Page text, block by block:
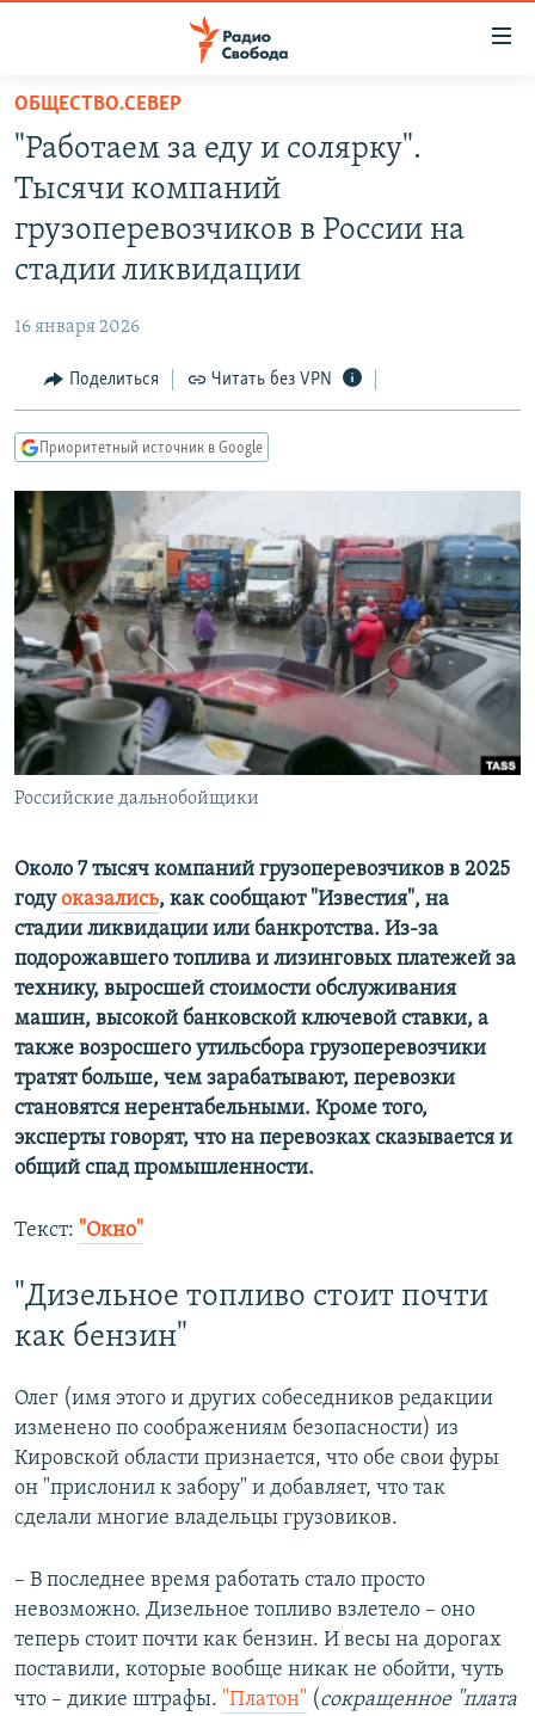
упрощенного
доступа
Вернуться
основному
содержанию
навигации
Вернутся
ПРОГРАММЫ
КУЛЬТУРА
IDEL.РЕАЛИИ
КАВКАЗ.РЕАЛИИ
СИБИРЬ.РЕАЛИИ
РАСПИСАНИЕ ВЕЩАНИЯ
ПОДПИШИТЕСЬ НА РАССЫЛКУ
СОЦИАЛЬНЫЕ СЕТИ
ОБЩЕСТВО.СЕВЕР
"Работаем за еду и солярку".
Тысячи компаний
грузоперевозчиков в России на
стадии ликвидации
16 января 2026
Поделиться Читать без VPN
Приоритетный источник в Google
Российские дальнобойщики
Около 7 тысяч компаний грузоперевозчиков в 2025
годуоказались, как сообщают "Известия", на
стадии ликвидации или банкротства. Из-за
подорожавшего топлива и лизинговых платежей за
технику, выросшей стоимости обслуживания
машин, высокой банковской ключевой ставки, а
также возросшего утильсбора грузоперевозчики
тратят больше, чем зарабатывают, перевозки
становятся нерентабельными. Кроме того,
эксперты говорят, что на перевозках сказывается и
общий спад промышленности.
Текст: "Окно"
"Дизельное топливо стоит почти
как бензин"
Олег (имя этого и других собеседников редакции
изменено по соображениям безопасности) из
Кировской области признается, что обе свои фуры
он "прислонил к забору" и добавляет, что так
сделали многие владельцы грузовиков.
– В последнее время работать стало просто
невозможно. Дизельное топливо взлетело – оно
теперь стоит почти как бензин. И весы на дорогах
поставили, которые вообще никак не обойти, чуть
что – дикие штрафы. "Платон" (сокращенное "плата